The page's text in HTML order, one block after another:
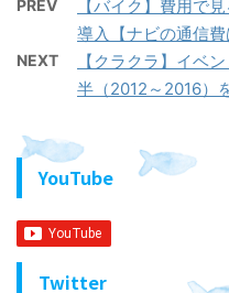
PREV
【バイク】費用で
導入【ナビの通信費
NEXT
【クラクラ】イベ
半（2012～2016）
YouTube
Twitter